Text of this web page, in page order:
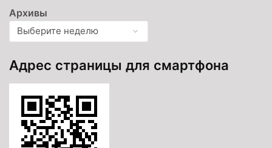
Архивы
Адрес страницы для смартфона